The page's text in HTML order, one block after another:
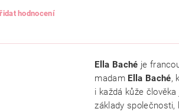
hodnocení
Ella Baché je
madam Ella Baché,
i každá kůže
základy společnosti,